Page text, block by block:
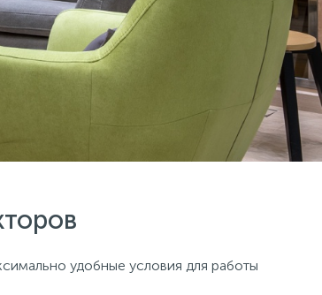
удобные условия для работы